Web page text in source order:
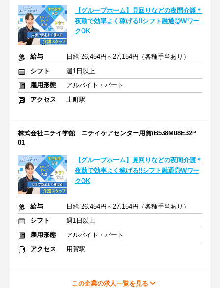
【グループホーム】見回りなどの夜間介護＊
夜勤で効率よく稼げる!!シフト融通◎Wワー
クOK
給与
日給 26,454円～27,154円（各種手当あり）
シフト
週1日以上
雇用形態
アルバイト・パート
アクセス
上町駅
株式会社ニチイ学館 ニチイケアセンター用賀/B538M08E32P
01
【グループホーム】見回りなどの夜間介護＊
夜勤で効率よく稼げる!!シフト融通◎Wワー
クOK
給与
日給 26,454円～27,154円（各種手当あり）
シフト
週1日以上
雇用形態
アルバイト・パート
アクセス
用賀駅
この企業の求人一覧を見る